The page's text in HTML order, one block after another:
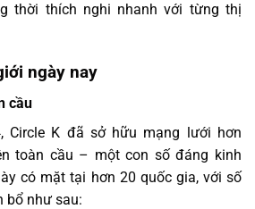
thời thích nghi nhanh với từng thị
ngày nay
cầu
Circle K đã sở hữu mạng lưới hơn
toàn cầu – một con số đáng kinh
có mặt tại hơn 20 quốc gia, với số
bổ như sau: